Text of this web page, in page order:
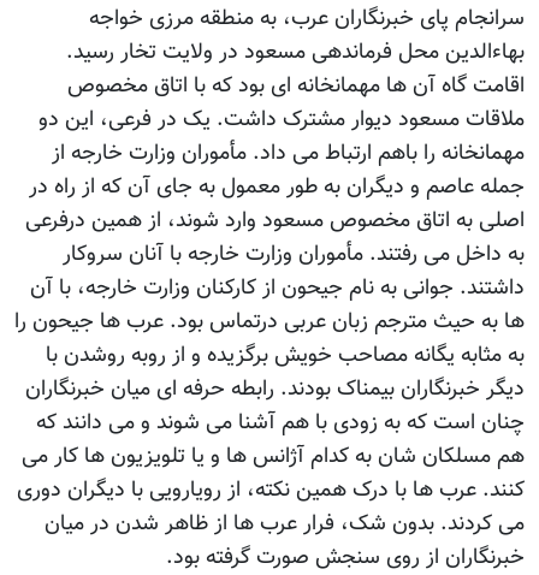
سرانجام پای خبرنگاران عرب، به منطقه مرزی خواجه
بهاءالدین محل فرماندهی مسعود در ولایت تخار رسید.
اقامت گاه آن ها مهمانخانه ای بود که با اتاق مخصوص
ملاقات مسعود دیوار مشترک داشت. یک در فرعی، این دو
مهمانخانه را باهم ارتباط می داد. مأموران وزارت خارجه از
جمله عاصم و دیگران به طور معمول به جای آن که از راه در
اصلی به اتاق مخصوص مسعود وارد شوند، از همین درفرعی
به داخل می رفتند. مأموران وزارت خارجه با آنان سروکار
داشتند. جوانی به نام جیحون از کارکنان وزارت خارجه، با آن
ها به حیث مترجم زبان عربی درتماس بود. عرب ها جیحون را
به مثابه یگانه مصاحب خویش برگزیده و از روبه روشدن با
دیگر خبرنگاران بیمناک بودند. رابطه حرفه ای میان خبرنگاران
چنان است که به زودی با هم آشنا می شوند و می دانند که
هم مسلکان شان به کدام آژانس ها و یا تلویزیون ها کار می
کنند. عرب ها با درک همین نکته، از رویارویی با دیگران دوری
می کردند. بدون شک، فرار عرب ها از ظاهر شدن در میان
خبرنگاران از روی سنجش صورت گرفته بود.